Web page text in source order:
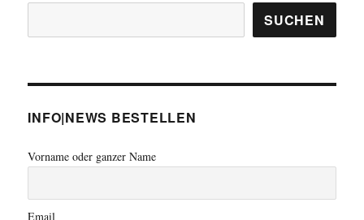
SUCHEN
INFO|NEWS BESTELLEN
Vorname oder ganzer Name
Email